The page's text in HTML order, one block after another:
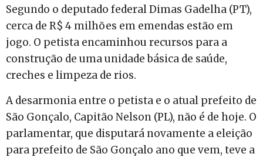
Segundo o deputado federal Dimas Gadelha (PT),
cerca de R$ 4 milhões em emendas estão em
jogo. O petista encaminhou recursos para a
construção de uma unidade básica de saúde,
creches e limpeza de rios.
A desarmonia entre o petista e o atual prefeito de
São Gonçalo, Capitão Nelson (PL), não é de hoje. O
parlamentar, que disputará novamente a eleição
para prefeito de São Gonçalo ano que vem, teve a